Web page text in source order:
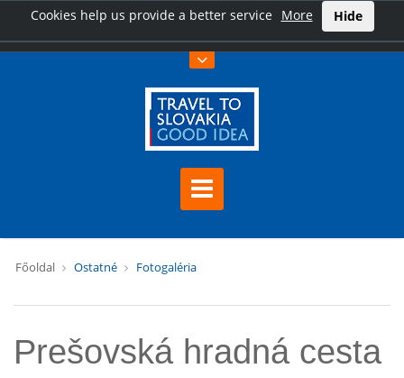
Cookies help us provide a better service More Hide
Főoldal Ostatné Fotogaléria
Prešovská hradná cesta